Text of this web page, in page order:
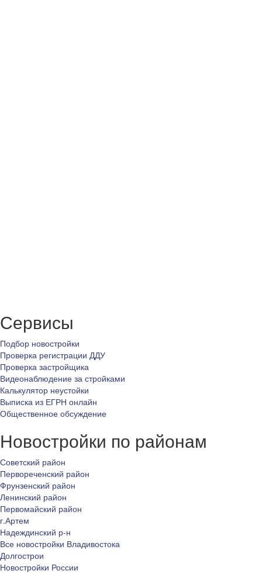
Сервисы
Подбор новостройки
Проверка регистрации ДДУ
Проверка застройщика
Видеонаблюдение за стройками
Калькулятор неустойки
Выписка из ЕГРН онлайн
Общественное обсуждение
Новостройки по районам
Советский район
Первореченский район
Фрунзенский район
Ленинский район
Первомайский район
г.Артем
Надеждинский р-н
Все новостройки Владивостока
Долгострои
Новостройки России